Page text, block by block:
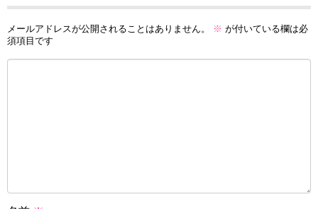
メールアドレスが公開されることはありません。 ※ が付いている欄は必
須項目です